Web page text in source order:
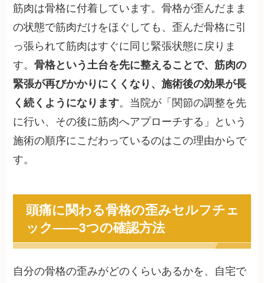
筋肉は骨格に付着しています。骨格が歪んだまま
の状態で筋肉だけをほぐしても、歪んだ骨格に引
っ張られて筋肉はすぐに同じ緊張状態に戻りま
す。骨格という土台を先に整えることで、筋肉の
緊張が再びかかりにくくなり、施術後の効果が長
く続くようになります。当院が「関節の調整を先
に行い、その後に筋肉へアプローチする」という
施術の順序にこだわっているのはこの理由からで
す。
頭痛に関わる骨格の歪みセルフチェ
ック——3つの確認方法
自分の骨格の歪みがどのくらいあるかを、自宅で